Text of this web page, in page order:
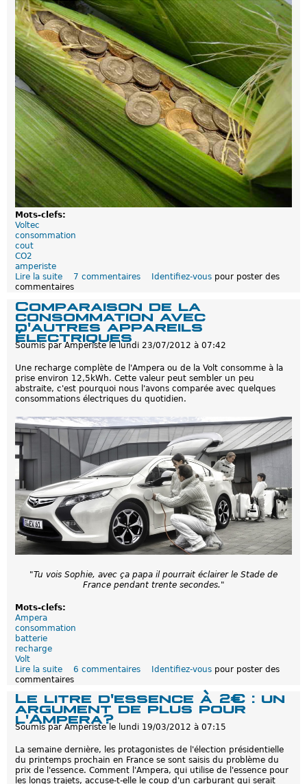
f
o
r
n
i
e
n
E
n
e
r
g
i
:
C
h
i
f
f
r
e
s
d
'
h
o
m
o
l
i
o
n
a
m
é
i
c
a
i
s
p
b
s
Mots-clefs:
Voltec
consommation
cout
CO2
amperiste
Lire la suite
e
e
s
é
c
o
o
m
i
e
s
u
u
a
n
n
e
7 commentaires Identifiez-vous pour poster des
commentaires
Comparaison de la
consommation avec
d'autres appareils
électriques
Soumis par Amperiste le lundi 23/07/2012 à 07:42
Une recharge complète de l'Ampera ou de la Volt consomme à la
prise environ 12,5kWh. Cette valeur peut sembler un peu
abstraite, c'est pourquoi nous l'avons comparée avec quelques
consommations électriques du quotidien.
"Tu vois Sophie, avec ça papa il pourrait éclairer le Stade de
France pendant trente secondes."
Mots-clefs:
Ampera
consommation
batterie
recharge
Volt
Lire la suite
e
o
m
p
a
a
i
s
6 commentaires Identifiez-vous pour poster des
commentaires
Le litre d'essence à 2€ : un
argument de plus pour
l'Ampera?
Soumis par Amperiste le lundi 19/03/2012 à 07:15
La semaine dernière, les protagonistes de l'élection présidentielle
du printemps prochain en France se sont saisis du problème du
prix de l'essence. Comment l'Ampera, qui utilise de l'essence pour
les longs trajets, accuse-t-elle le coup d'un carburant qui serait